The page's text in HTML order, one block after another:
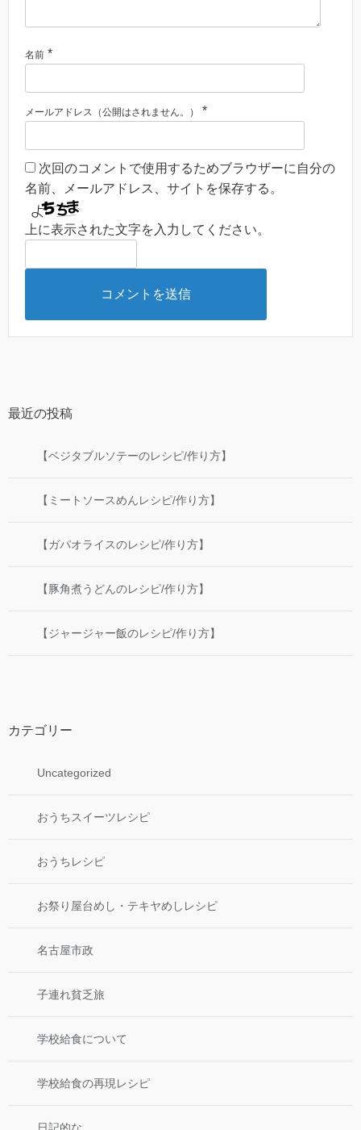
名前 *
メールアドレス（公開はされません。） *
次回のコメントで使用するためブラウザーに自分の
名前、メールアドレス、サイトを保存する。
上に表示された文字を入力してください。
最近の投稿
【ベジタブルソテーのレシピ/作り方】
【ミートソースめんレシピ/作り方】
【ガパオライスのレシピ/作り方】
【豚角煮うどんのレシピ/作り方】
【ジャージャー飯のレシピ/作り方】
カテゴリー
Uncategorized
おうちスイーツレシピ
おうちレシピ
お祭り屋台めし・テキヤめしレシピ
名古屋市政
子連れ貧乏旅
学校給食について
学校給食の再現レシピ
日記的な